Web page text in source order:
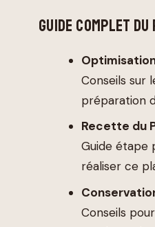
GUIDE COMPLET DU
Conseils sur
préparation
Recette du
Guide étape
réaliser ce
Conseils